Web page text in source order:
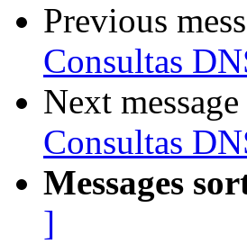
Previous
Consultas
Next
Consultas
Messages
]